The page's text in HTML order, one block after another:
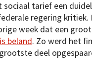
tarief een
regering
week dat een
beland. Zo werd het
deel